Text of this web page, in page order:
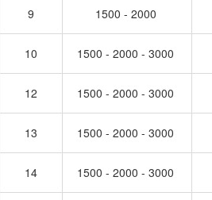
9 1500 - 2000
10 1500 - 2000 - 3000
12 1500 - 2000 - 3000
13 1500 - 2000 - 3000
14 1500 - 2000 - 3000